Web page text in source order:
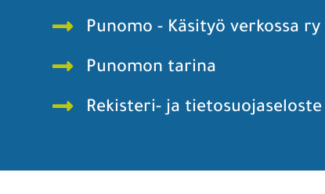
Punomo - Käsityö verkossa ry
Punomon tarina
Rekisteri- ja tietosuojaseloste